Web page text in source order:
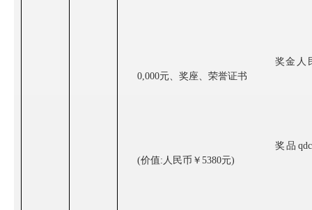
奖金人
0,000元、奖座、荣誉证书
奖品
(价值:人民币￥5380元)